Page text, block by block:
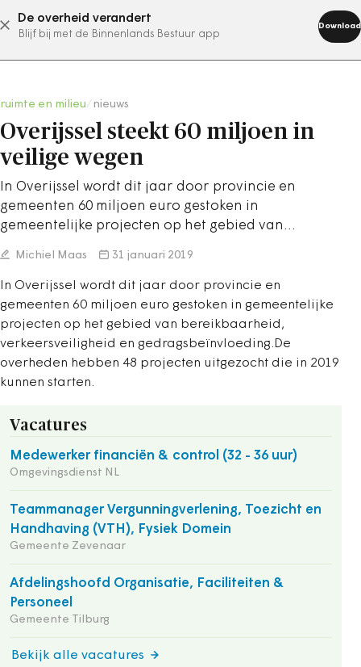
De overheid verandert
Blijf bij met de Binnenlands Bestuur app
Download
abonneer nu
ruimte en milieu nieuws
Overijssel steekt 60 miljoen in
veilige wegen
In Overijssel wordt dit jaar door provincie en
gemeenten 60 miljoen euro gestoken in
gemeentelijke projecten op het gebied van…
Michiel Maas 31 januari 2019
In Overijssel wordt dit jaar door provincie en
gemeenten 60 miljoen euro gestoken in gemeentelijke
projecten op het gebied van bereikbaarheid,
verkeersveiligheid en gedragsbeïnvloeding.De
overheden hebben 48 projecten uitgezocht die in 2019
kunnen starten.
Vacatures
Medewerker financiën & control (32 - 36 uur)
Omgevingsdienst NL
Teammanager Vergunningverlening, Toezicht en
Handhaving (VTH), Fysiek Domein
Gemeente Zevenaar
Afdelingshoofd Organisatie, Faciliteiten &
Personeel
Gemeente Tilburg
Bekijk alle vacatures